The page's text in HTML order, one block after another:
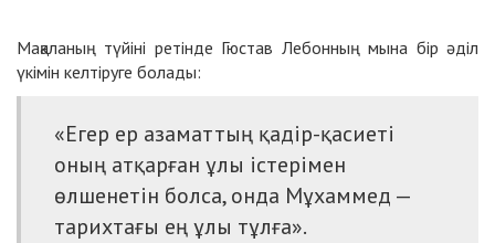
Мақаланың түйіні ретінде Гюстав Лебонның мына бір әділ
үкімін келтіруге болады:
«Егер ер азаматтың қадір-қасиеті
оның атқарған ұлы істерімен
өлшенетін болса, онда Мұхаммед —
тарихтағы ең ұлы тұлға».